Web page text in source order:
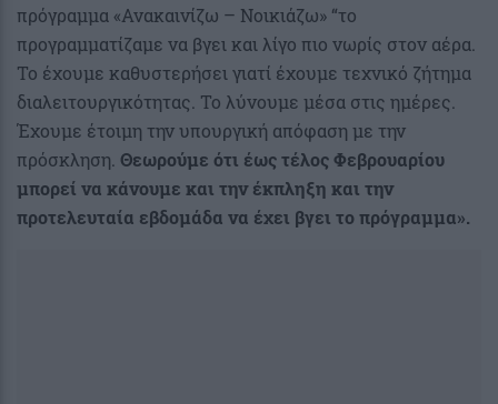
πρόγραμμα «Ανακαινίζω – Νοικιάζω» “το
προγραμματίζαμε να βγει και λίγο πιο νωρίς στον αέρα.
Το έχουμε καθυστερήσει γιατί έχουμε τεχνικό ζήτημα
διαλειτουργικότητας. Το λύνουμε μέσα στις ημέρες.
Έχουμε έτοιμη την υπουργική απόφαση με την
πρόσκληση. Θεωρούμε ότι έως τέλος Φεβρουαρίου
μπορεί να κάνουμε και την έκπληξη και την
προτελευταία εβδομάδα να έχει βγει το πρόγραμμα».